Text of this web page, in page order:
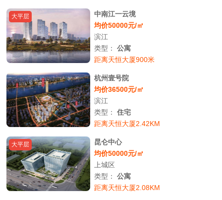
大平层
中南江一云境
均价50000元/㎡
滨江
类型：公寓
距离天恒大厦900米
杭州壹号院
均价36500元/㎡
滨江
类型：住宅
距离天恒大厦2.42KM
大平层
昆仑中心
均价50000元/㎡
上城区
类型：公寓
距离天恒大厦2.08KM